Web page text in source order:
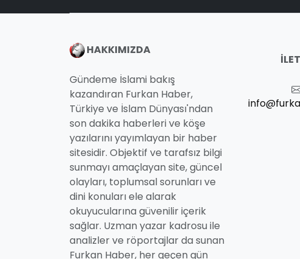
HAKKIMIZDA
Gündeme İslami bakış
kazandıran Furkan Haber,
Türkiye ve İslam Dünyası'ndan
son dakika haberleri ve köşe
yazılarını yayımlayan bir haber
sitesidir. Objektif ve tarafsız bilgi
sunmayı amaçlayan site, güncel
olayları, toplumsal sorunları ve
dini konuları ele alarak
okuyucularına güvenilir içerik
sağlar. Uzman yazar kadrosu ile
analizler ve röportajlar da sunan
Furkan Haber, her geçen gün